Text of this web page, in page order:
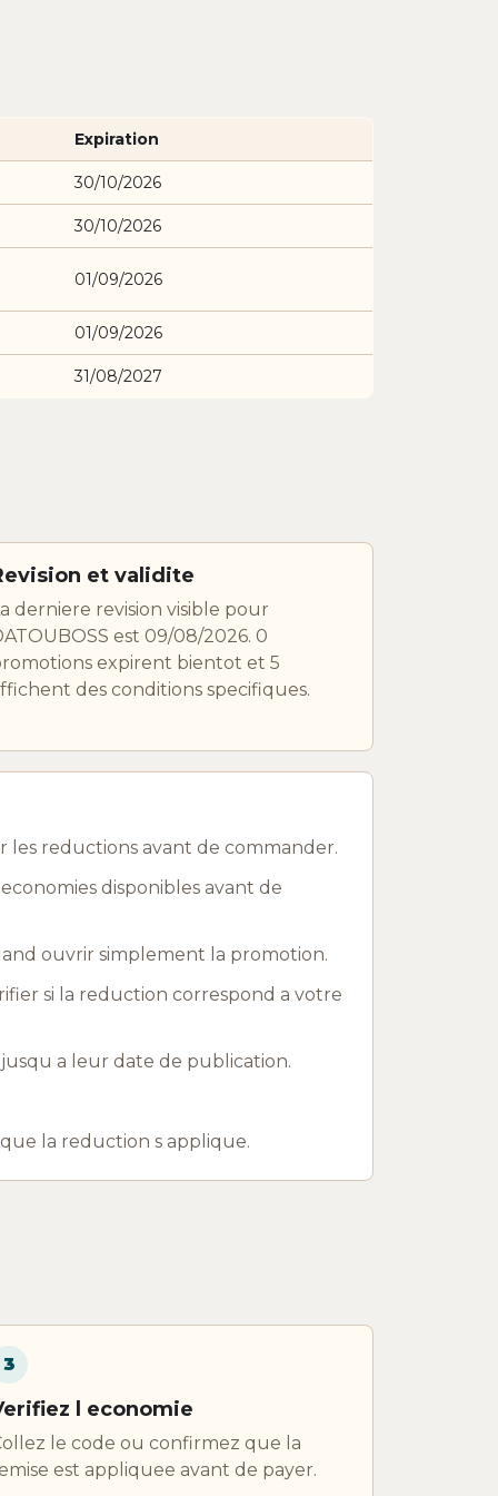
Expiration
30/10/2026
30/10/2026
01/09/2026
01/09/2026
31/08/2027
et validite
derniere revision visible pour
est 09/08/2026. 0
expirent bientot et 5
des conditions specifiques.
les reductions avant de commander.
disponibles avant de
ouvrir simplement la promotion.
si la reduction correspond a votre
jusqu a leur date de publication.
la reduction s applique.
3
l economie
le code ou confirmez que la
est appliquee avant de payer.